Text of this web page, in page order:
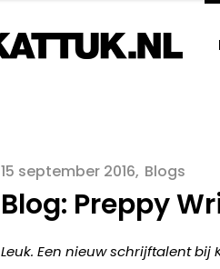
15 september 2016 Blogs
Blog: Preppy
Leuk. Een nieuw schrijftalent bij